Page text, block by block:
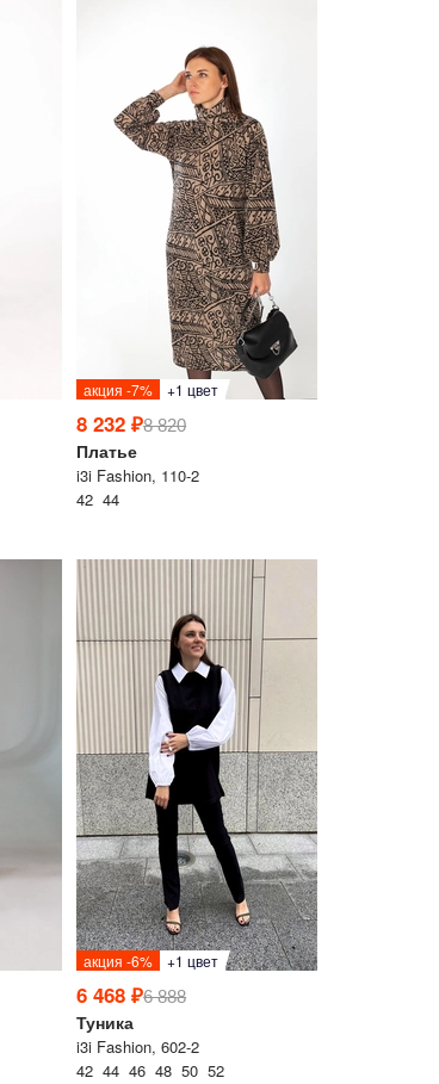
акция -7% +1 цвет
8 232 ₽8 820
Платье
i3i Fashion, 110-2
42 44
акция -6% +1 цвет
6 468 ₽6 888
Туника
i3i Fashion, 602-2
42 44 46 48 50 52
Товар добавлен
в корзину
Перейти в корзину
Продолжить покупки